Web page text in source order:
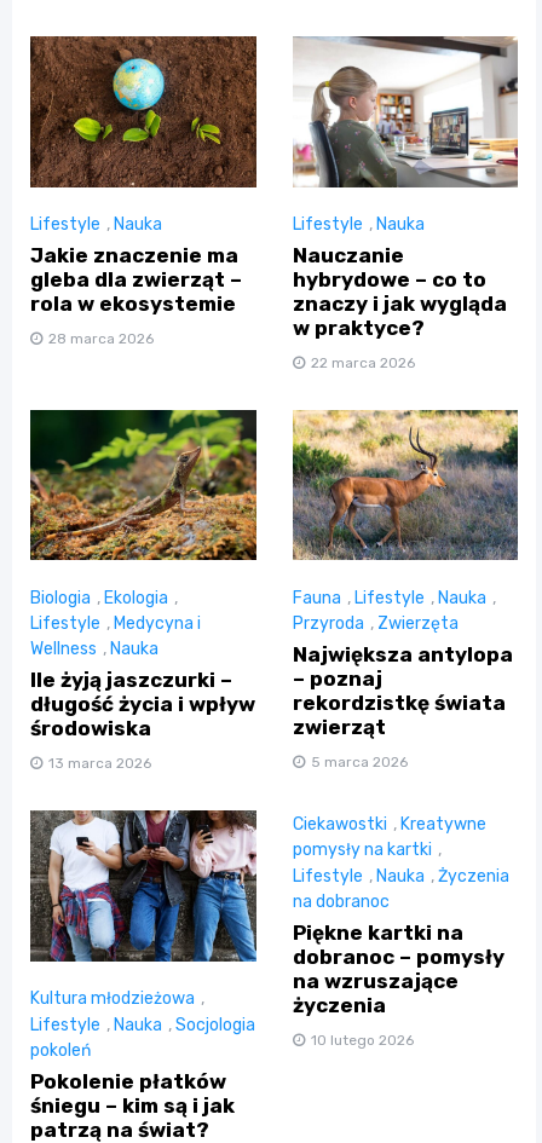
Lifestyle , Nauka
Jakie znaczenie ma
gleba dla zwierząt –
rola w ekosystemie
28 marca 2026
Lifestyle , Nauka
Nauczanie
hybrydowe – co to
znaczy i jak wygląda
w praktyce?
22 marca 2026
Biologia , Ekologia ,
Lifestyle , Medycyna i
Wellness ,Nauka
Ile żyją jaszczurki –
długość życia i wpływ
środowiska
13 marca 2026
Fauna , Lifestyle , Nauka ,
Przyroda , Zwierzęta
Największa antylopa
– poznaj
rekordzistkę świata
zwierząt
5 marca 2026
Kultura młodzieżowa ,
Lifestyle , Nauka ,Socjologia
pokoleń
Pokolenie płatków
śniegu – kim są i jak
patrzą na świat?
Ciekawostki , Kreatywne
pomysły na kartki ,
Lifestyle , Nauka ,Życzenia
na dobranoc
Piękne kartki na
dobranoc – pomysły
na wzruszające
życzenia
10 lutego 2026